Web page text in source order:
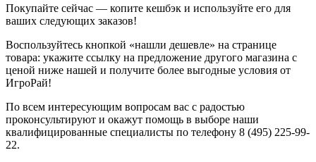
Покупайте сейчас — копите кешбэк и используйте его для
ваших следующих заказов!
Воспользуйтесь кнопкой «нашли дешевле» на странице
товара: укажите ссылку на предложение другого магазина с
ценой ниже нашей и получите более выгодные условия от
ИгроРай!
По всем интересующим вопросам вас с радостью
проконсультируют и окажут помощь в выборе наши
квалифицированные специалисты по телефону 8 (495) 225-99-
22.